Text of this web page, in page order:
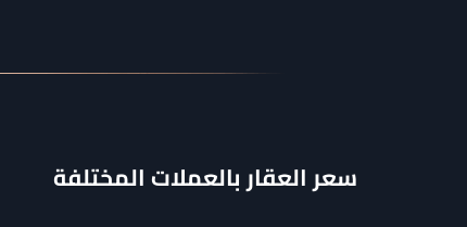
سعر العقار بالعملات المختلفة